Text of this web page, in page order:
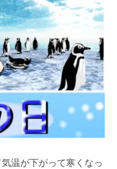
温が下がって寒くなっ